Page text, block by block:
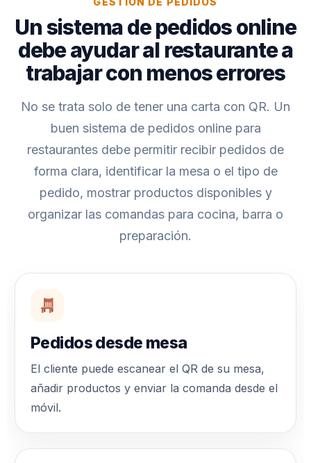
Un sistema de pedidos online
debe ayudar al restaurante a
trabajar con menos errores
No se trata solo de tener una carta con QR. Un
buen sistema de pedidos online para
restaurantes debe permitir recibir pedidos de
forma clara, identificar la mesa o el tipo de
pedido, mostrar productos disponibles y
organizar las comandas para cocina, barra o
preparación.
Pedidos desde mesa
El cliente puede escanear el QR de su mesa,
añadir productos y enviar la comanda desde el
móvil.